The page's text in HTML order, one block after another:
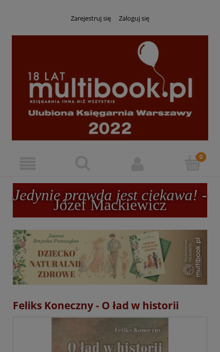
Zarejestruj się Zaloguj się
Jedynie prawda jest ciekawa! -
Józef Mackiewicz
Feliks Koneczny - O ład w historii